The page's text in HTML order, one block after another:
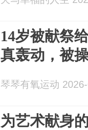
14岁被献祭
真轰动，被
琴琴有氧运动
为艺术献身